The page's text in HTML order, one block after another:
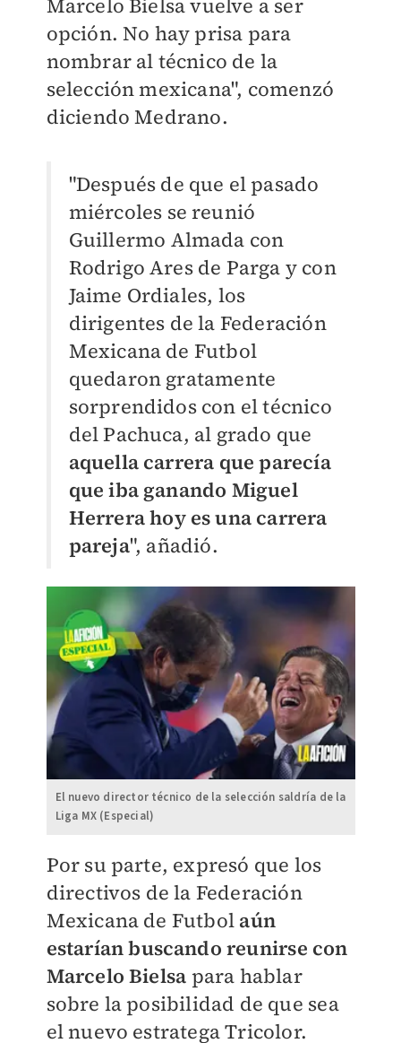
Marcelo Bielsa vuelve a ser
opción. No hay prisa para
nombrar al técnico de la
selección mexicana", comenzó
diciendo Medrano.
"Después de que el pasado
miércoles se reunió
Guillermo Almada con
Rodrigo Ares de Parga y con
Jaime Ordiales, los
dirigentes de la Federación
Mexicana de Futbol
quedaron gratamente
sorprendidos con el técnico
del Pachuca, al grado que
aquella carrera que parecía
que iba ganando Miguel
Herrera hoy es una carrera
pareja", añadió.
El nuevo director técnico de la selección saldría de la
Liga MX (Especial)
Por su parte, expresó que los
directivos de la Federación
Mexicana de Futbol aún
estarían buscando reunirse con
Marcelo Bielsa para hablar
sobre la posibilidad de que sea
el nuevo estratega Tricolor.